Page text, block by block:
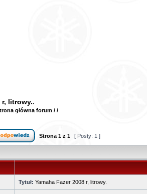
r, litrowy.
główna forum / /
Strona 1 z 1 [ Posty: 1 ]
Tytuł: Yamaha Fazer 2008 r, litrowy.